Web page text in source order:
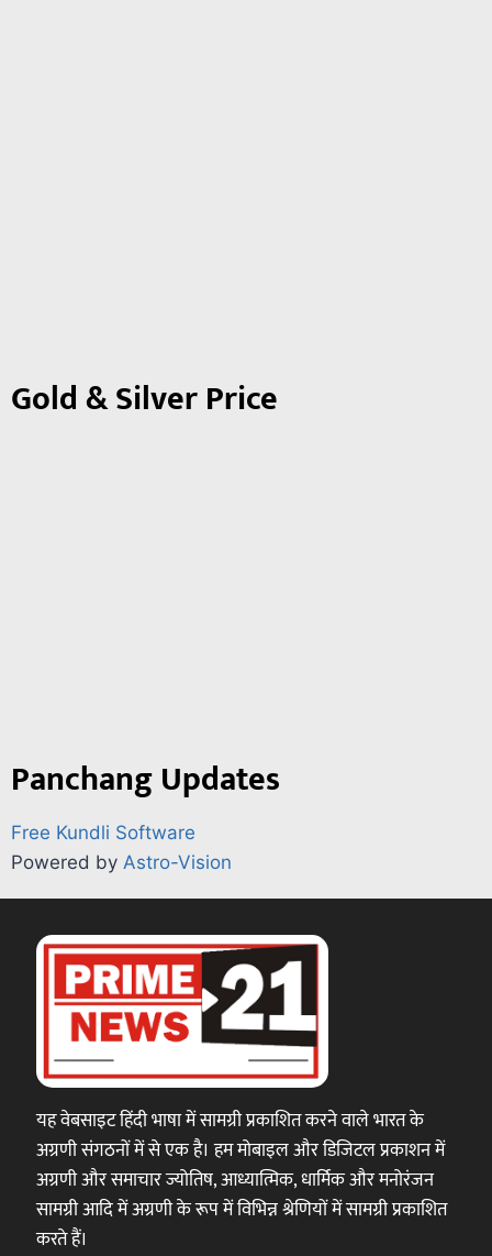
Gold & Silver Price
Panchang Updates
Free Kundli Software
Powered by Astro-Vision
यह वेबसाइट हिंदी भाषा में सामग्री प्रकाशित करने वाले भारत के
अग्रणी संगठनों में से एक है। हम मोबाइल और डिजिटल प्रकाशन में
अग्रणी और समाचार ज्योतिष, आध्यात्मिक, धार्मिक और मनोरंजन
सामग्री आदि में अग्रणी के रूप में विभिन्न श्रेणियों में सामग्री प्रकाशित
करते हैं।